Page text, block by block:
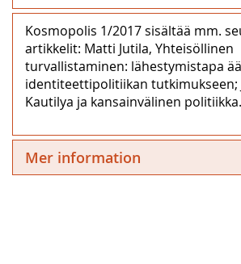
Kosmopolis 1/2017 sisältää mm.
artikkelit: Matti Jutila, Yhteisöllinen
turvallistaminen: lähestymistapa
identiteettipolitiikan tutkimukseen;
Kautilya ja kansainvälinen politiikka.
Mer information